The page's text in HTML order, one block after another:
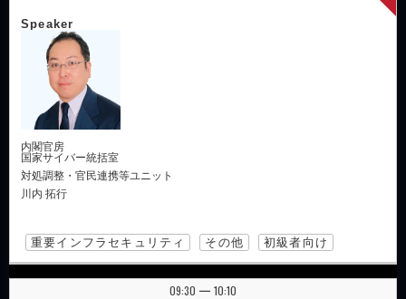
Speaker
内閣官房
国家サイバー統括室
対処調整・官民連携等ユニット
川内 拓行
重要インフラセキュリティ その他 初級者向け
09:30 | 10:10